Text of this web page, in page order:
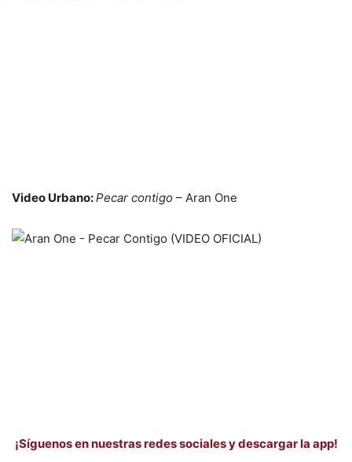
Video Urbano:Pecar contigo – Aran One
¡Síguenos en nuestras redes sociales y descargar la app!